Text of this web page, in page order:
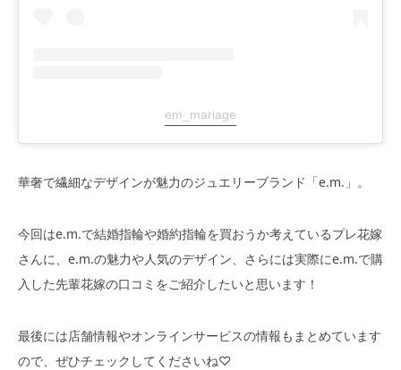
em_mariage
華奢で繊細なデザインが魅力のジュエリーブランド「e.m.」。
今回はe.m.で結婚指輪や婚約指輪を買おうか考えているプレ花嫁
さんに、e.m.の魅力や人気のデザイン、さらには実際にe.m.で購
入した先輩花嫁の口コミをご紹介したいと思います！
最後には店舗情報やオンラインサービスの情報もまとめています
ので、ぜひチェックしてくださいね♡